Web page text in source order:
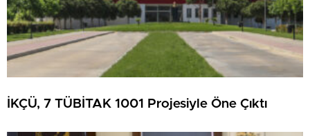
İKÇÜ, 7 TÜBİTAK 1001 Projesiyle Öne Çıktı